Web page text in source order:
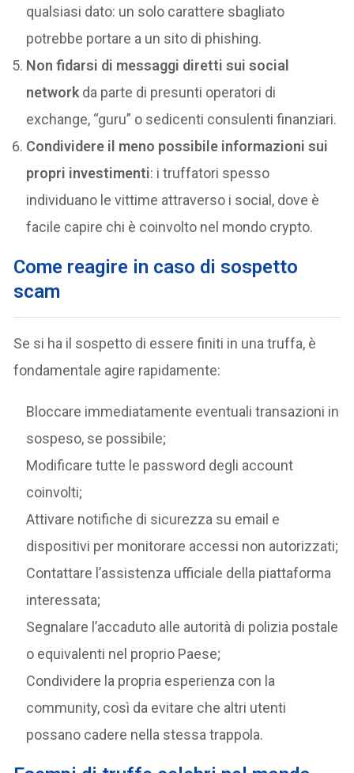
qualsiasi dato: un solo carattere sbagliato
potrebbe portare a un sito di phishing.
Non fidarsi di messaggi diretti sui social
network da parte di presunti operatori di
exchange, “guru” o sedicenti consulenti finanziari.
Condividere il meno possibile informazioni sui
propri investimenti: i truffatori spesso
individuano le vittime attraverso i social, dove è
facile capire chi è coinvolto nel mondo crypto.
Come reagire in caso di sospetto
scam
Se si ha il sospetto di essere finiti in una truffa, è
fondamentale agire rapidamente:
Bloccare immediatamente eventuali transazioni in
sospeso, se possibile;
Modificare tutte le password degli account
coinvolti;
Attivare notifiche di sicurezza su email e
dispositivi per monitorare accessi non autorizzati;
Contattare l’assistenza ufficiale della piattaforma
interessata;
Segnalare l’accaduto alle autorità di polizia postale
o equivalenti nel proprio Paese;
Condividere la propria esperienza con la
community, così da evitare che altri utenti
possano cadere nella stessa trappola.